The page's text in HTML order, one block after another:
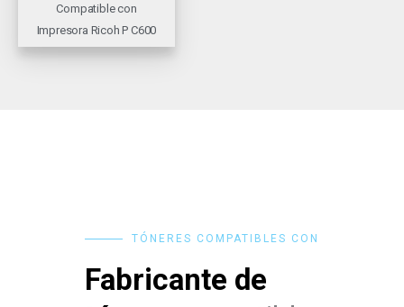
Compatible con
Impresora Ricoh P C600
TÓNERES COMPATIBLES CON
Fabricante de